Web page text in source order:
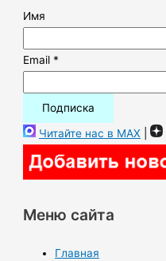
Имя
Email *
Читайте нас в MAX |
Меню сайта
Главная